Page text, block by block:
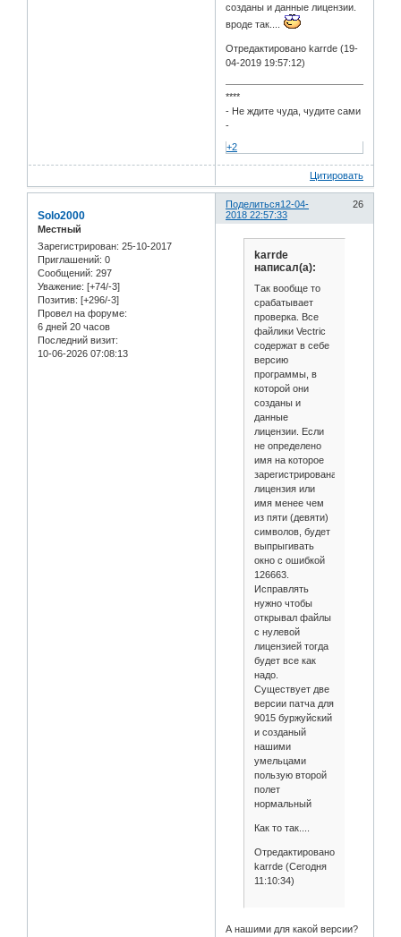
созданы и данные лицензии.
вроде так....
Отредактировано karrde (19-
04-2019 19:57:12)
****
- Не ждите чуда, чудите сами
-
+2
Цитировать
Поделиться 26
12-04-
2018 22:57:33
Solo2000
Местный
Зарегистрирован: 25-10-2017
Приглашений: 0
Сообщений: 297
Уважение: [+74/-3]
Позитив: [+296/-3]
Провел на форуме:
6 дней 20 часов
Последний визит:
10-06-2026 07:08:13
karrde
написал(а):
Так вообще то
срабатывает
проверка. Все
файлики Vectric
содержат в себе
версию
программы, в
которой они
созданы и
данные
лицензии. Если
не определено
имя на которое
зарегистрирована
лицензия или
имя менее чем
из пяти (девяти)
символов, будет
выпрыгивать
окно с ошибкой
126663.
Исправлять
нужно чтобы
открывал файлы
с нулевой
лицензией тогда
будет все как
надо.
Существует две
версии патча для
9015 буржуйский
и созданый
нашими
умельцами
пользую второй
полет
нормальный
Как то так....
Отредактировано
karrde (Сегодня
11:10:34)
А нашими для какой версии?